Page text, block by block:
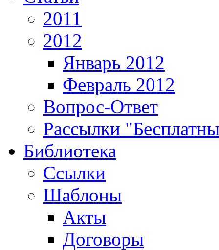
2011
2012
Январь 2012
Февраль 2012
Вопрос-Ответ
Рассылки
Библиотека
Ссылки
Шаблоны
Акты
Договоры